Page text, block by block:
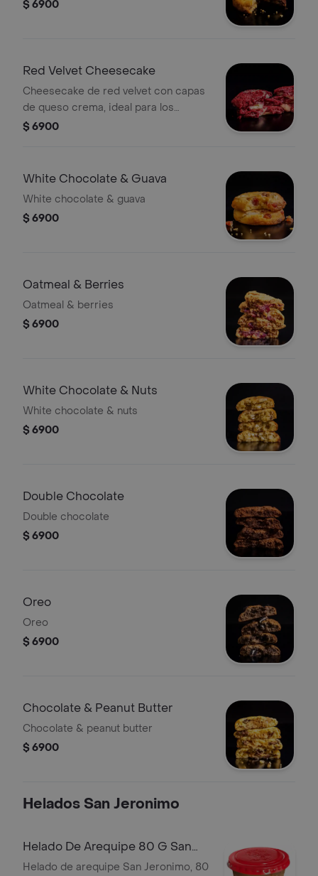
$ 6900
Red Velvet Cheesecake
Cheesecake de red velvet con capas
de queso crema, ideal para los
amantes de los postres horneados.
$ 6900
White Chocolate & Guava
White chocolate & guava
$ 6900
Oatmeal & Berries
Oatmeal & berries
$ 6900
White Chocolate & Nuts
White chocolate & nuts
$ 6900
Double Chocolate
Double chocolate
$ 6900
Oreo
Oreo
$ 6900
Chocolate & Peanut Butter
Chocolate & peanut butter
$ 6900
Helados San Jeronimo
Helado De Arequipe 80 G San
Jeronimo
Helado de arequipe San Jeronimo, 80